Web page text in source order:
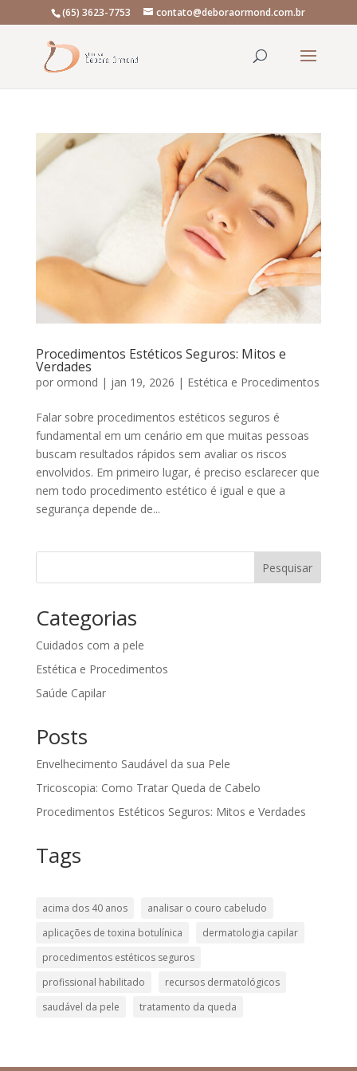
(65) 3623-7753 contato@deboraormond.com.br
Procedimentos Estéticos Seguros: Mitos e
Verdades
por ormond | jan 19, 2026 | Estética e Procedimentos
Falar sobre procedimentos estéticos seguros é
fundamental em um cenário em que muitas pessoas
buscam resultados rápidos sem avaliar os riscos
envolvidos. Em primeiro lugar, é preciso esclarecer que
nem todo procedimento estético é igual e que a
segurança depende de...
Pesquisar
Categorias
Cuidados com a pele
Estética e Procedimentos
Saúde Capilar
Posts
Envelhecimento Saudável da sua Pele
Tricoscopia: Como Tratar Queda de Cabelo
Procedimentos Estéticos Seguros: Mitos e Verdades
Tags
acima dos 40 anos
analisar o couro cabeludo
aplicações de toxina botulínica
dermatologia capilar
procedimentos estéticos seguros
profissional habilitado
recursos dermatológicos
saudável da pele
tratamento da queda